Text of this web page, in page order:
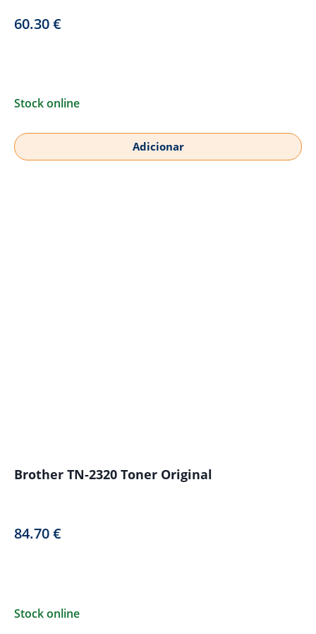
60.30€
Stock online
Adicionar
Brother TN-2320 Toner Original
84.70€
Stock online